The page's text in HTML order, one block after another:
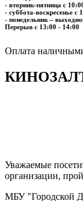
- вторник-пятница с
- суббота-воскресенье с
- понедельник –
Перерыв с 13:00 - 14:00
​​​​​​​Оплата
КИНОЗАЛ
Уважаемые
организации,
МБУ "Городской